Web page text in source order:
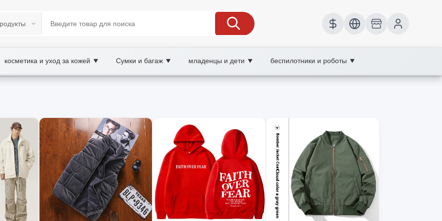
косметика и уход за кожей ▼ Сумки и багаж ▼ младенцы и дети ▼ беспилотники и роботы ▼
Marketplace
и комфорт. Подбор цвета и фасона для повседневного гардероба.